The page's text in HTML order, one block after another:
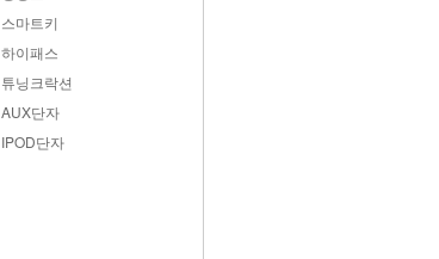
스마트키
하이패스
튜닝크락션
AUX단자
IPOD단자